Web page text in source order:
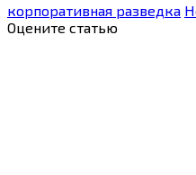
корпоративная разведка
Оцените статью